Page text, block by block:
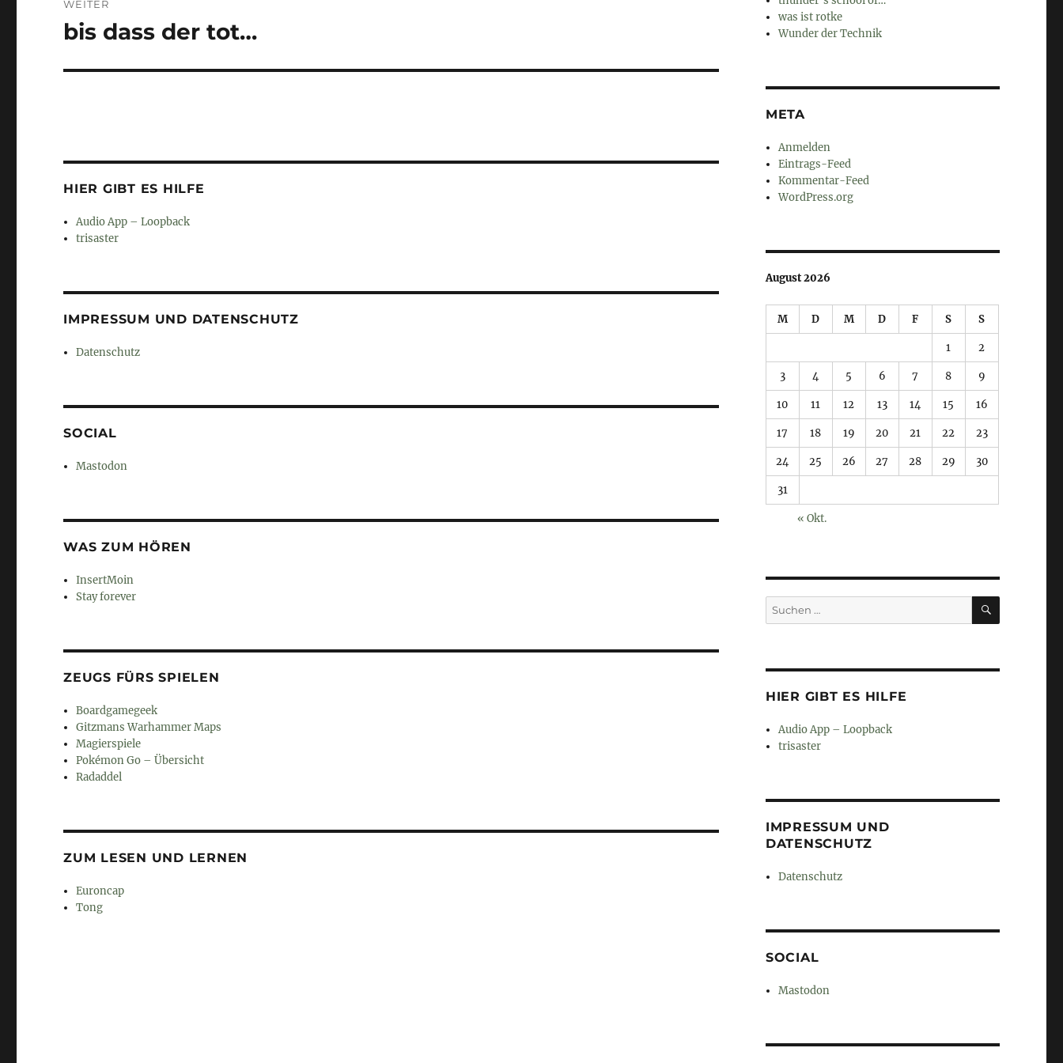
WEITER
Nächster
bis dass der tot…
HIER GIBT ES HILFE
Audio App – Loopback
trisaster
IMPRESSUM UND DATENSCHUTZ
Datenschutz
SOCIAL
Mastodon
WAS ZUM HÖREN
InsertMoin
Stay forever
ZEUGS FÜRS SPIELEN
Boardgamegeek
Gitzmans Warhammer Maps
Magierspiele
Pokémon Go – Übersicht
Radaddel
ZUM LESEN UND LERNEN
Euroncap
Tong
was ist rotke
Wunder der Technik
META
Anmelden
Eintrags-Feed
Kommentar-Feed
WordPress.org
August 2026
M D M D F S S
1 2
3 4 5 6 7 8 9
10 11 12 13 14 15 16
17 18 19 20 21 22 23
24 25 26 27 28 29 30
31
« Okt.
Suchen
nach:
SUCHEN
HIER GIBT ES HILFE
Audio App – Loopback
trisaster
IMPRESSUM UND
DATENSCHUTZ
Datenschutz
SOCIAL
Mastodon